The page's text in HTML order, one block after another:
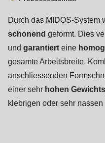
type
Durch das MIDOS-System
schonend geformt. Dies
und garantiert eine
gesamte Arbeitsbreite.
anschliessenden
einer sehr hohen
klebrigen oder sehr nassen